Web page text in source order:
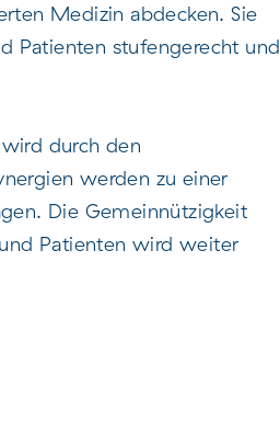
Medizin abdecken. Sie
Patienten stufengerecht und
durch den
werden zu einer
Die Gemeinnützigkeit
Patienten wird weiter